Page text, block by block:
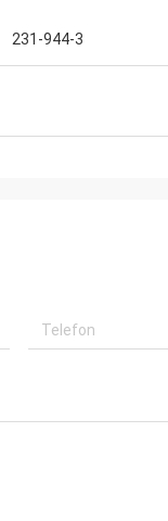
231-944-3